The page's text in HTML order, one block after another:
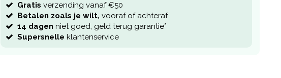
Gratis verzending vanaf €50
Betalen zoals je wilt, vooraf of achteraf
14 dagen niet goed, geld terug garantie*
Supersnelle klantenservice